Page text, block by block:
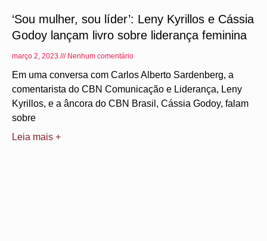
‘Sou mulher, sou líder’: Leny Kyrillos e Cássia
Godoy lançam livro sobre liderança feminina
março 2, 2023 Nenhum comentário
Em uma conversa com Carlos Alberto Sardenberg, a
comentarista do CBN Comunicação e Liderança, Leny
Kyrillos, e a âncora do CBN Brasil, Cássia Godoy, falam
sobre
Leia mais +